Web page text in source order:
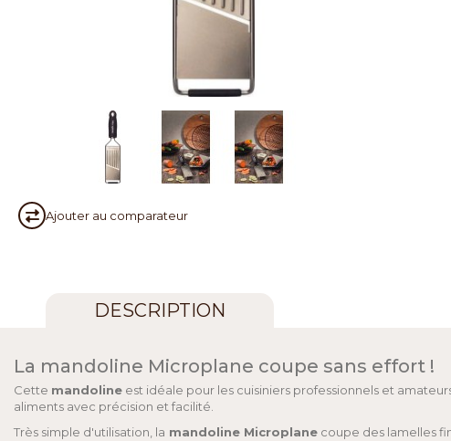
Ajouter au comparateur
DESCRIPTION
La mandoline Microplane coupe sans effort !
Cette mandoline est idéale pour les cuisiniers professionnels et
aliments avec précision et facilité.
Très simple d'utilisation, la mandoline Microplane coupe des lamelles